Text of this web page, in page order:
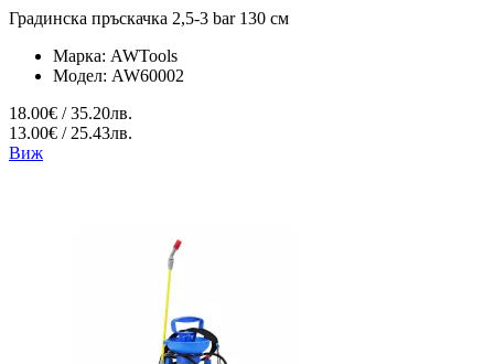
Градинска пръскачка 2,5-3 bar 130 см
Марка: AWTools
Модел: AW60002
18.00€ / 35.20лв.
13.00€ / 25.43лв.
Виж